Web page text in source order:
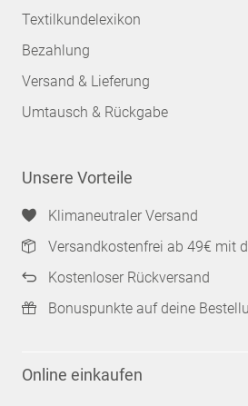
Textilkundelexikon
Bezahlung
Versand & Lieferung
Umtausch & Rückgabe
Unsere Vorteile
Klimaneutraler Versand
Versandkostenfrei ab 49€ mit
Kostenloser Rückversand
Bonuspunkte auf deine
Online einkaufen